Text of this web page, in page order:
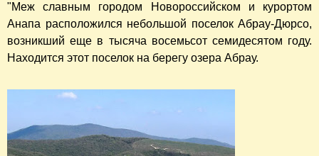
"Меж славным городом Новороссийском и курортом
Анапа расположился небольшой поселок Абрау-Дюрсо,
возникший еще в тысяча восемьсот семидесятом году.
Находится этот поселок на берегу озера Абрау.